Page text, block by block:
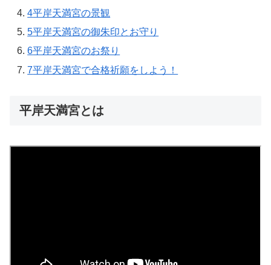
4平岸天満宮の景観
5平岸天満宮の御朱印とお守り
6平岸天満宮のお祭り
7平岸天満宮で合格祈願をしよう！
平岸天満宮とは